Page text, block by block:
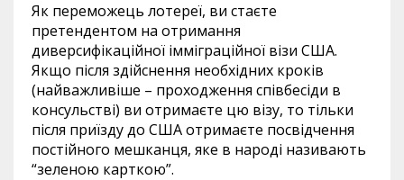
Як переможець лотереї, ви стаєте
претендентом на отримання
диверсифікаційної імміграційної візи США.
Якщо після здійснення необхідних кроків
(найважливіше – проходження співбесіди в
консульстві) ви отримаєте цю візу, то тільки
після приїзду до США отримаєте посвідчення
постійного мешканця, яке в народі називають
“зеленою карткою”.